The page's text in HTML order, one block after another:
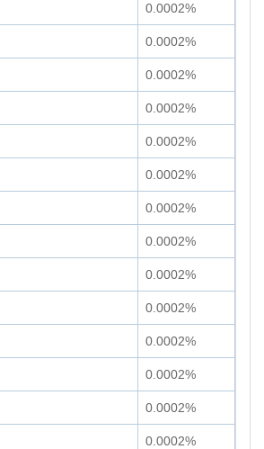
0.0002%
0.0002%
0.0002%
0.0002%
0.0002%
0.0002%
0.0002%
0.0002%
0.0002%
0.0002%
0.0002%
0.0002%
0.0002%
0.0002%